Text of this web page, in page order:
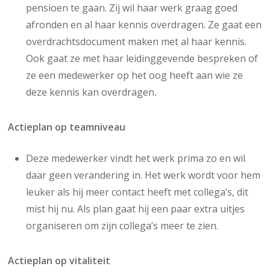
pensioen te gaan. Zij wil haar werk graag goed
afronden en al haar kennis overdragen. Ze gaat een
overdrachtsdocument maken met al haar kennis.
Ook gaat ze met haar leidinggevende bespreken of
ze een medewerker op het oog heeft aan wie ze
deze kennis kan overdragen.
Actieplan op teamniveau
Deze medewerker vindt het werk prima zo en wil
daar geen verandering in. Het werk wordt voor hem
leuker als hij meer contact heeft met collega’s, dit
mist hij nu. Als plan gaat hij een paar extra uitjes
organiseren om zijn collega’s meer te zien.
Actieplan op vitaliteit